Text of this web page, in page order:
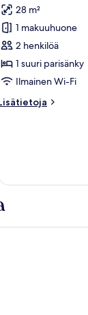
Signature
King
kuvat
arvostelua)
28 m²
1 makuuhuone
2 henkilöä
1 suuri parisänky
Ilmainen Wi-Fi
FL